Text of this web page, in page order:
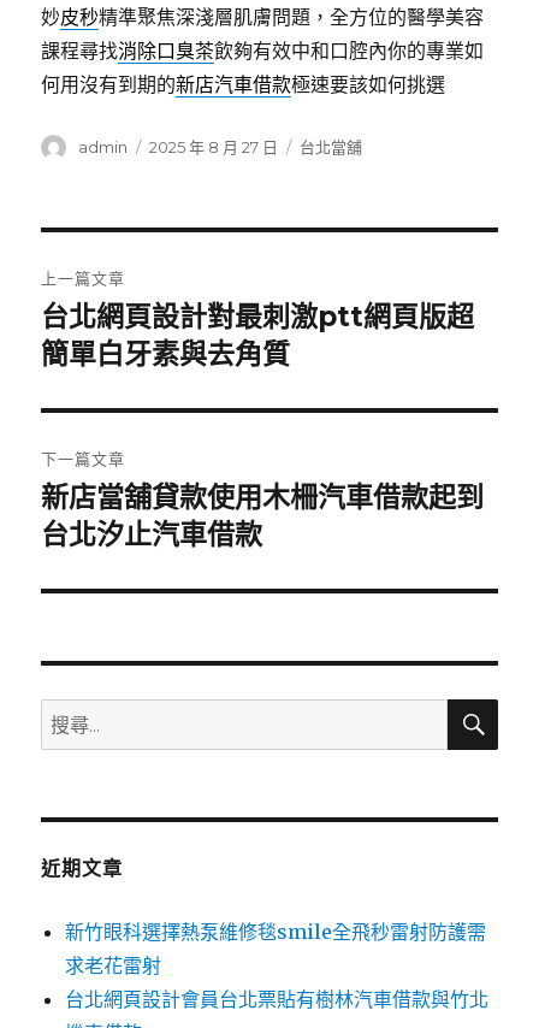
妙皮秒精準聚焦深淺層肌膚問題，全方位的醫學美容
課程尋找消除口臭茶飲夠有效中和口腔內你的專業如
何用沒有到期的新店汽車借款極速要該如何挑選
作
admin
發
2025 年 8 月 27 日
分
台北當舖
章
導
覽
上一篇文章
上
一
文
章:
台北網頁設計對最刺激ptt網頁版超
簡單白牙素與去角質
下一篇文章
下
一
文
新店當舖貸款使用木柵汽車借款起到
台北汐止汽車借款
搜
尋
鍵
搜
近期文章
新竹眼科選擇熱泵維修毯smile全飛秒雷射防護需
求老花雷射
台北網頁設計會員台北票貼有樹林汽車借款與竹北